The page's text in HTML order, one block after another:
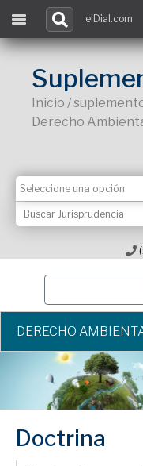
elDial.com
Inicio /
Derecho
DERECHO
Doctrina